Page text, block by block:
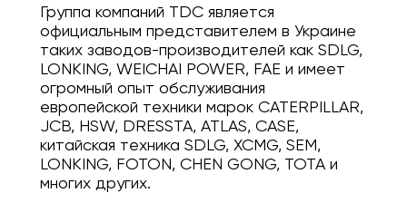
Группа компаний TDC является
официальным представителем в Украине
таких заводов-производителей как SDLG,
LONKING, WEICHAI POWER, FAE и имеет
огромный опыт обслуживания
европейской техники марок CATERPILLAR,
JCB, HSW, DRESSTA, ATLAS, CASE,
китайская техника SDLG, XCMG, SEM,
LONKING, FOTON, CHEN GONG, TOTA и
многих других.